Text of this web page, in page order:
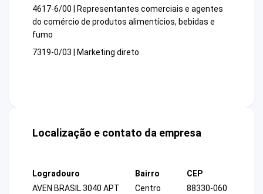
4617-6/00 | Representantes comerciais e agentes
do comércio de produtos alimentícios, bebidas e
fumo
7319-0/03 | Marketing direto
Localização e contato da empresa
Logradouro
AVEN BRASIL 3040 APT
Bairro
Centro
CEP
88330-060